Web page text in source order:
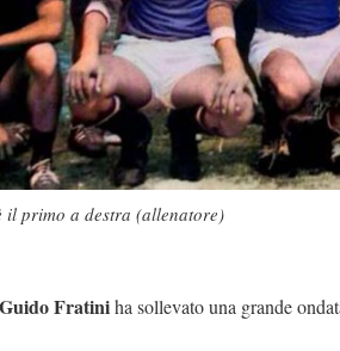
primo a destra (allenatore)
Guido Fratiniha sollevato una grande